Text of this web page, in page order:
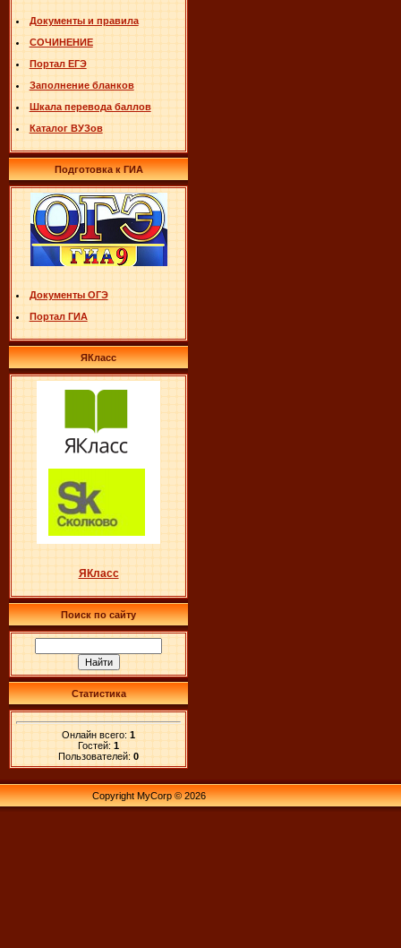
Документы и правила
СОЧИНЕНИЕ
Портал ЕГЭ
Заполнение бланков
Шкала перевода баллов
Каталог ВУЗов
Подготовка к ГИА
Документы ОГЭ
Портал ГИА
ЯКласс
ЯКласс
Поиск по сайту
Статистика
Онлайн всего: 1
Гостей: 1
Пользователей: 0
Copyright MyCorp © 2026